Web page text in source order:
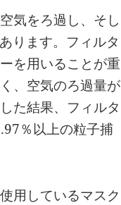
気をろ過し、そし
ります。フィルタ
を用いることが重
、空気のろ過量が
た結果、フィルタ
％以上の粒子捕
用しているマスク